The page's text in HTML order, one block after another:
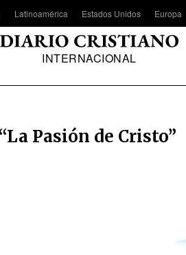
Latinoamérica Estados Unidos Europa
INTERNACIONAL
Pasión de Cristo”